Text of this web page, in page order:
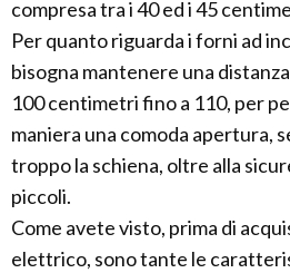
compresa tra i 40 ed i 45
Per quanto riguarda i forni ad
bisogna mantenere una
100 centimetri fino a 110, per
maniera una comoda apertura,
troppo la schiena, oltre alla
piccoli.
Come avete visto, prima di
elettrico, sono tante le